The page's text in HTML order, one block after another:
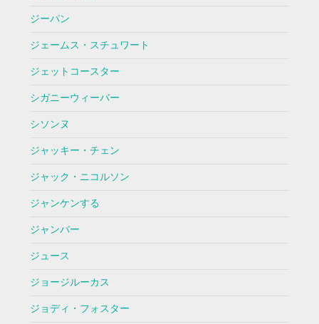
ジーパン
ジェームス・スチュワート
ジェットコースター
シガニーウィーバー
シソンヌ
ジャッキー・チェン
ジャック・ニコルソン
ジャンケンする
ジャンバー
ジュース
ジョージルーカス
ジョディ・フォスター